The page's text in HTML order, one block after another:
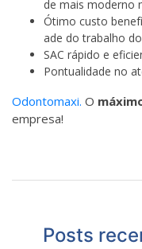
de mais moderno
Ótimo custo
ade do trabalho
SAC rápido e
Pontualidade no
Odontomaxi. O
empresa!
Posts